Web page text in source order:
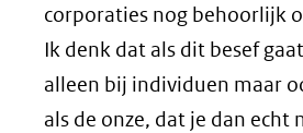
corporaties nog behoorlijk
Ik denk dat als dit besef
alleen bij individuen maar
als de onze, dat je dan echt